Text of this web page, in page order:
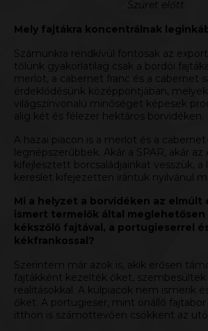
Szüret előtt
Mely fajtákra koncentrálnak
Számunkra rendkívül fontosak az
tőlünk gyakorlatilag csak a bordói
merlot, a cabernet franc és a cabernet
érdeklődésünk középpontjában,
világszínvonalú minőséget képesek
alig két és félezer hektáros borvidéken.
A hazai piacon is a merlot és a
legnépszerűbbek. Akár a SPAR, akár az
kifejlesztett borcsaládjainkat vesszük, a
kereslet kifejezetten irántuk nyilvánul
Mi a helyzet a borvidéken az elmúlt
ismert termelők által
kékszőlő fajtával, a portugieserrel
kékfrankossal?
Szerintem már azok is, akik erősen
fajtákként kezelték őket,
realitásokkal. A külpiacok nem ismerik
őket. A portugieser, mint önálló
itthon is számottevően csökkent az